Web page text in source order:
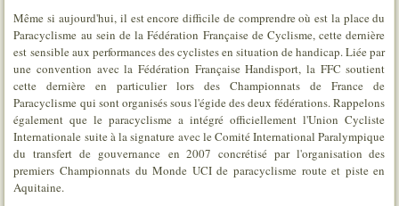
Même si aujourd'hui, il est encore difficile de comprendre où est la place du
Paracyclisme au sein de la Fédération Française de Cyclisme, cette dernière
est sensible aux performances des cyclistes en situation de handicap. Liée par
une convention avec la Fédération Française Handisport, la FFC soutient
cette dernière en particulier lors des Championnats de France de
Paracyclisme qui sont organisés sous l'égide des deux fédérations. Rappelons
également que le paracyclisme a intégré officiellement l'Union Cycliste
Internationale suite à la signature avec le Comité International Paralympique
du transfert de gouvernance en 2007 concrétisé par l'organisation des
premiers Championnats du Monde UCI de paracyclisme route et piste en
Aquitaine.